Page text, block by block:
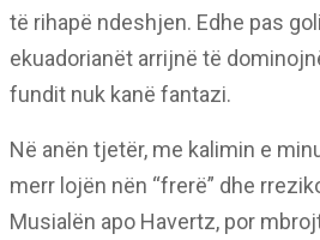
të rihapë ndeshjen. Edhe pas
ekuadorianët arrijnë të
fundit nuk kanë fantazi.
Në anën tjetër, me kalimin e
merr lojën nën “frerë” dhe
Musialën apo Havertz, por